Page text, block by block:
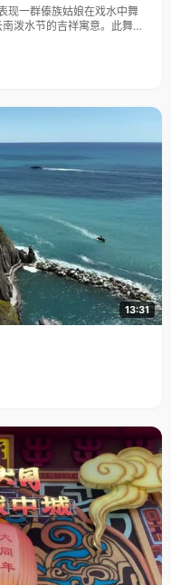
泼水节的吉祥寓意。此舞蹈
得到赞誉其舞美，人美，寓
13:31